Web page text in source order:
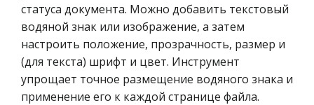
статуса документа. Можно добавить текстовый
водяной знак или изображение, а затем
настроить положение, прозрачность, размер и
(для текста) шрифт и цвет. Инструмент
упрощает точное размещение водяного знака и
применение его к каждой странице файла.